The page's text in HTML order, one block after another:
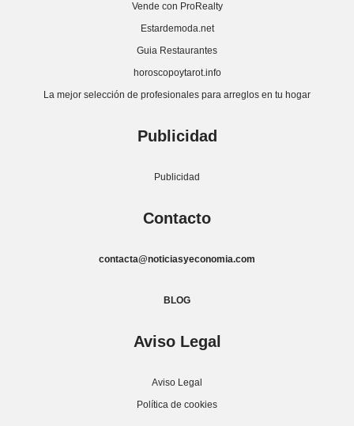
Vende con ProRealty
Estardemoda.net
Guia Restaurantes
horoscopoytarot.info
La mejor selección de profesionales para arreglos en tu hogar
Publicidad
Publicidad
Contacto
contacta@noticiasyeconomia.com
BLOG
Aviso Legal
Aviso Legal
Política de cookies